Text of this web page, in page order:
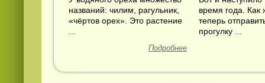
названий: чилим, рагульник,
«чёртов орех». Это растение
Подробнее
время года. Как
теперь
прогулку ...